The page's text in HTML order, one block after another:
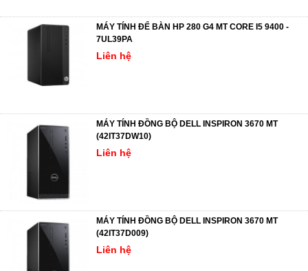
MÁY TÍNH ĐỂ BÀN HP 280 G4 MT CORE I5 9400 -
7UL39PA
Liên hệ
MÁY TÍNH ĐỒNG BỘ DELL INSPIRON 3670 MT
(42IT37DW10)
Liên hệ
MÁY TÍNH ĐỒNG BỘ DELL INSPIRON 3670 MT
(42IT37D009)
Liên hệ